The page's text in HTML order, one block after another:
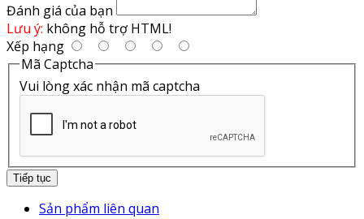
Đánh giá của bạn
Lưu ý: không hỗ trợ HTML!
Xếp hạng
Mã Captcha
Vui lòng xác nhận mã captcha
Tiếp tục
Sản phẩm liên quan